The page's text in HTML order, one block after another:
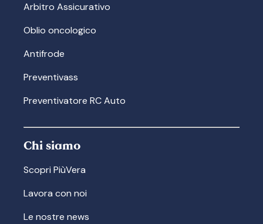
Arbitro Assicurativo
Oblio oncologico
Antifrode
Preventivass
Preventivatore RC Auto
Chi siamo
Scopri PiùVera
Lavora con noi
Le nostre news